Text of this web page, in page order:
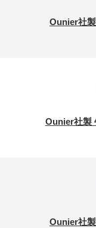
Ounier社
Ounier社製
Ounier社